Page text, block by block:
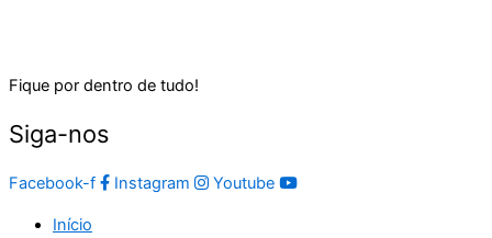
Fique por dentro de tudo!
Siga-nos
Facebook-f Instagram Youtube
Início